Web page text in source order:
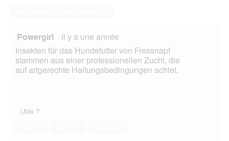
Powergirl · il y a une année
Insekten für das Hundefutter von Fressnapf
stammen aus einer professionellen Zucht, die
auf artgerechte Haltungsbedingungen achtet.
Utile ?